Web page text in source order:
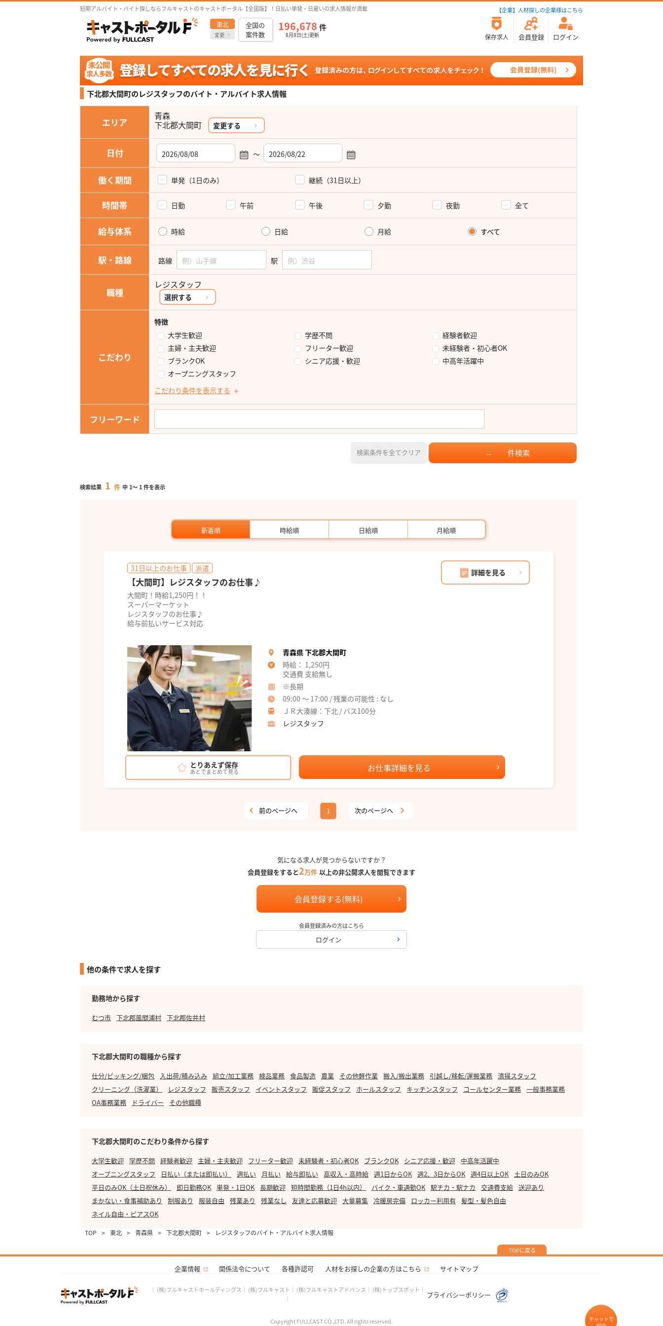
短期アルバイト・バイト探しならフルキャストのキャストポータル【全国版】！日払い単発・日雇いの求人情報が満載 【企業】人材探しの企業様はこちら
東北
変更
全国の
案件数
196,678 件
8月8日(土)更新 保存求人 会員登録 ログイン
下北郡大間町のレジスタッフのバイト・アルバイト求人情報
エリア
青森
下北郡大間町 変更する
日付 ～
働く期間 単発（1日のみ） 継続（31日以上）
時間帯 日勤 午前 午後 夕勤 夜勤 全て
給与体系 時給 日給 月給 すべて
駅・路線 路線 駅
職種
レジスタッフ
選択する
こだわり
特徴
大学生歓迎
学歴不問
経験者歓迎
主婦・主夫歓迎
フリーター歓迎
未経験者・初心者OK
ブランクOK
シニア応援・歓迎
中高年活躍中
オープニングスタッフ
こだわり条件を表示する
フリーワード
検索条件を全てクリア -- 件検索
検索結果 1 件 中 1～ 1件を表示
新着順 時給順 日給順 月給順
31日以上のお仕事 派遣 詳細を見る
【大間町】レジスタッフのお仕事♪
大間町！時給1,250円！！
スーパーマーケット
レジスタッフのお仕事♪
給与前払いサービス対応
青森県 下北郡大間町
時給： 1,250円
交通費 支給無し
※長期
09:00 ～ 17:00 / 残業の可能性 : なし
ＪＲ大湊線：下北 / バス100分
レジスタッフ
とりあえず保存
あとでまとめて見る お仕事詳細を見る
前のページへ 1 次のページへ
気になる求人が見つからないですか？
会員登録をすると2万件 以上の非公開求人を閲覧できます
会員登録する(無料)
会員登録済みの方はこちら
ログイン
他の条件で求人を探す
勤務地から探す
むつ市 下北郡風間浦村 下北郡佐井村
下北郡大間町の職種から探す
仕分/ピッキング/梱包 入出荷/積み込み 組立/加工業務 検品業務 食品製造 農業 その他軽作業 搬入/搬出業務 引越し/移転/運搬業務 清掃スタッフ
クリーニング（洗濯業）
レジスタッフ 販売スタッフ イベントスタッフ 販促スタッフ ホールスタッフ キッチンスタッフ コールセンター業務 一般事務業務
OA事務業務
ドライバー その他職種
下北郡大間町のこだわり条件から探す
大学生歓迎 学歴不問 経験者歓迎 主婦・主夫歓迎 フリーター歓迎 未経験者・初心者OK ブランクOK シニア応援・歓迎
中高年活躍中
オープニングスタッフ
日払い（または即払い） 週払い 月払い 給与即払い 高収入・高時給 週1日からOK 週2、3日からOK 週4日以上OK
土日のみOK
平日のみOK（土日祝休み）
即日勤務OK 単発・1日OK 長期歓迎 短時間勤務（1日4h以内） バイク・車通勤OK 駅チカ・駅ナカ 交通費支給 送迎あり
まかない・食事補助あり
制服あり 服装自由 残業あり 残業なし 友達と応募歓迎 大量募集 冷暖房完備 ロッカー利用有 髪型・髪色自由
ネイル自由・ピアスOK
TOP > 東北 > 青森県 > 下北郡大間町 > レジスタッフのバイト・アルバイト求人情報
チャットで
TOPに戻る
企業情報 関係法令について 各種許認可 人材をお探しの企業の方はこちら サイトマップ
｜ (株)フルキャストホールディングス ｜ (株)フルキャスト ｜ (株)フルキャストアドバンス ｜ (株)トップスポット ｜
｜
プライバシーポリシー
Copyright FULLCAST CO.,LTD. All rights reserved.